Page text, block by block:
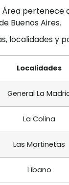
Área pertenece
Buenos Aires.
y
Localidades
General La
La Colina
Las Martinetas
Líbano